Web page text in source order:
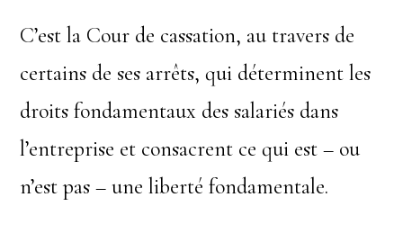
C’est la Cour de cassation, au travers de
certains de ses arrêts, qui déterminent les
droits fondamentaux des salariés dans
l’entreprise et consacrent ce qui est – ou
n’est pas – une liberté fondamentale.